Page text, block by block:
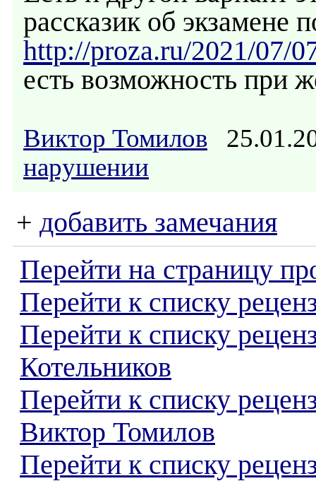
рассказик об экзамене
http://proza.ru/2021/07/
есть возможность при
Виктор Томилов
нарушении
+ добавить замечания
Перейти на страницу
Перейти к списку
Перейти к списку
Котельников
Перейти к списку
Виктор Томилов
Перейти к списку